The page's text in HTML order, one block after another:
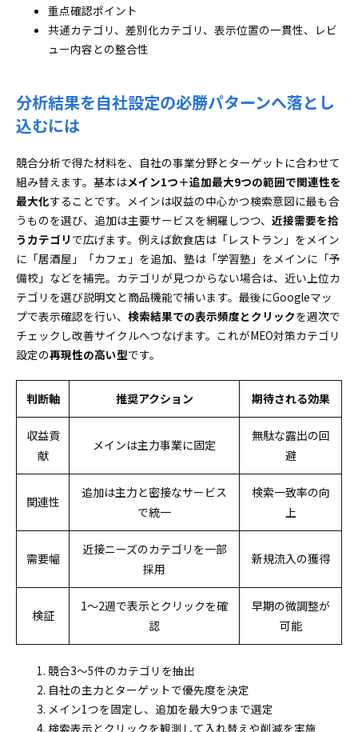
重点確認ポイント
共通カテゴリ、差別化カテゴリ、表示位置の一貫性、レビ
ュー内容との整合性
分析結果を自社設定の必勝パターンへ落とし
込むには
競合分析で得た材料を、自社の事業分野とターゲットに合わせて
組み替えます。基本はメイン1つ＋追加最大9つの範囲で関連性を
最大化することです。メインは収益の中心かつ検索意図に最も合
うものを選び、追加は主要サービスを網羅しつつ、 近接需要を拾
うカテゴリ で広げます。例えば飲食店は「レストラン」をメイン
に「居酒屋」「カフェ」を追加、塾は「学習塾」をメインに「予
備校」などを補完。カテゴリが見つからない場合は、近い上位カ
テゴリを選び説明文と商品機能で補います。最後にGoogleマッ
プで表示確認を行い、 検索結果での表示頻度とクリックを週次で
チェックし改善サイクルへつなげます。これがMEO対策カテゴリ
設定の再現性の高い型です。
判断軸 推奨アクション 期待される効果
収益貢
献
メインは主力事業に固定
無駄な露出の回
避
関連性
追加は主力と密接なサービス
で統一
検索一致率の向
上
需要幅
近接ニーズのカテゴリを一部
採用
新規流入の獲得
検証
1〜2週で表示とクリックを確
認
早期の微調整が
可能
競合3〜5件のカテゴリを抽出
自社の主力とターゲットで優先度を決定
メイン1つを固定し、追加を最大9つまで選定
検索表示とクリックを観測して入れ替えや削減を実施